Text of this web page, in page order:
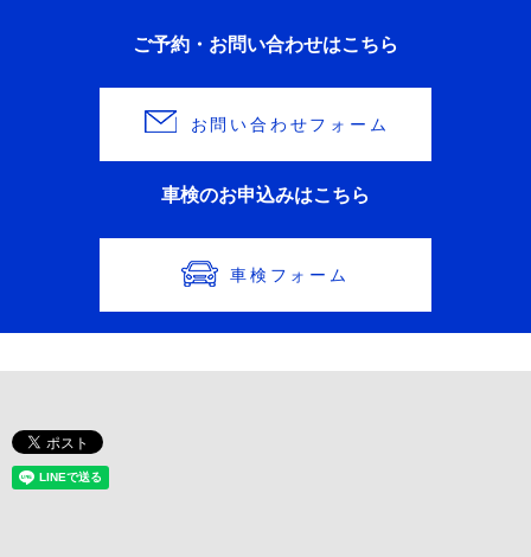
ご予約・お問い合わせはこちら
お問い合わせフォーム
車検のお申込みはこちら
車検フォーム